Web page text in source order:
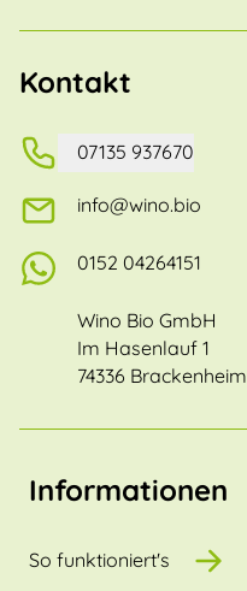
Kontakt
07135 937670
info@wino.bio
0152 04264151
Wino Bio GmbH
Im Hasenlauf 1
74336 Brackenheim
Informationen
So funktioniert's